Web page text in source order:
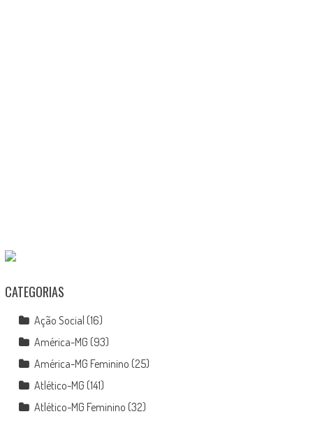
CATEGORIAS
Ação Social (16)
América-MG (93)
América-MG Feminino (25)
Atlético-MG (141)
Atlético-MG Feminino (32)